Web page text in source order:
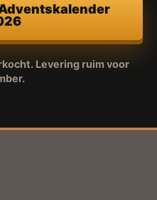
Levering ruim voor